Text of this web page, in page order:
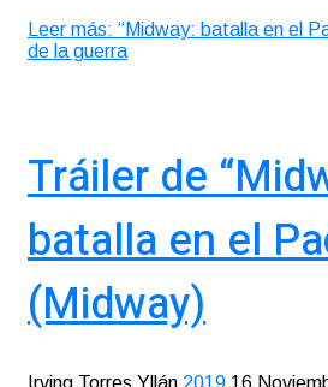
Leer más: “Midway: batalla en el
de la guerra
Tráiler de
batalla en el
(Midway)